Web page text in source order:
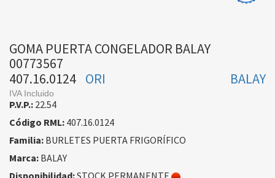
GOMA PUERTA CONGELADOR BALAY
00773567
407.16.0124
BALAY
ORI
IVA Incluido
P.V.P.: 22.54
Código RML: 407.16.0124
Familia: BURLETES PUERTA FRIGORÍFICO
Marca: BALAY